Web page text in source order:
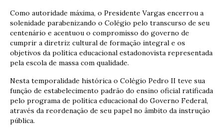
Como autoridade máxima, o Presidente Vargas encerrou a
solenidade parabenizando o Colégio pelo transcurso de seu
centenário e acentuou o compromisso do governo de
cumprir a diretriz cultural de formação integral e os
objetivos da política educacional estadonovista representada
pela escola de massa com qualidade.
Nesta temporalidade histórica o Colégio Pedro II teve sua
função de estabelecimento padrão do ensino oficial ratificada
pelo programa de política educacional do Governo Federal,
através da reordenação de seu papel no âmbito da instrução
pública.